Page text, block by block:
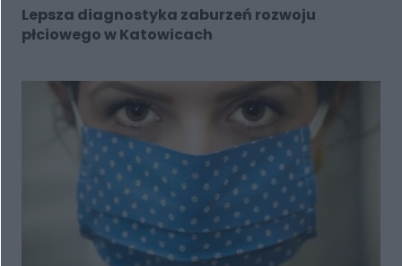
Lepsza diagnostyka zaburzeń rozwoju
płciowego w Katowicach